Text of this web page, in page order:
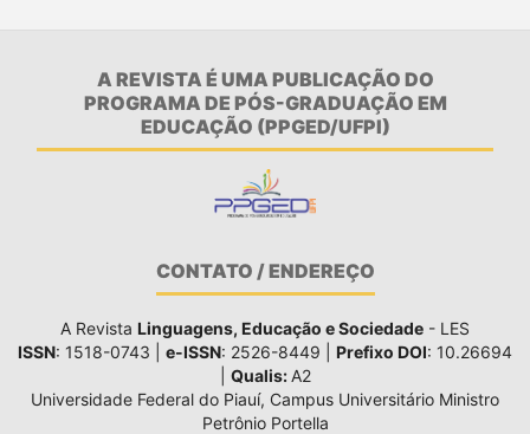
A REVISTA É UMA PUBLICAÇÃO DO
PROGRAMA DE PÓS-GRADUAÇÃO EM
EDUCAÇÃO (PPGED/UFPI)
CONTATO / ENDEREÇO
A Revista Linguagens, Educação e Sociedade - LES
ISSN: 1518-0743 | e-ISSN: 2526-8449 | Prefixo DOI: 10.26694
Qualis: A2
Universidade Federal do Piauí, Campus Universitário Ministro
Petrônio Portella